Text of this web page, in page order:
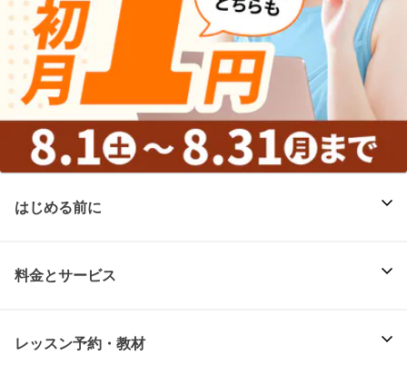
はじめる前に
料金とサービス
レッスン予約・教材